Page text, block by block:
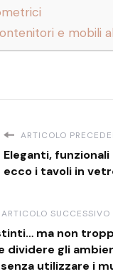
e mobili
ARTICOLO
Eleganti, funzionali
ecco i tavoli in
ARTICOLO SUCCESSIVO
ma non
dividere gli
senza utilizzare i